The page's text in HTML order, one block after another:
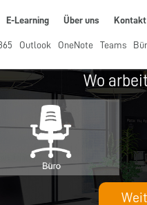
E-Learning Über uns Kontakt
Outlook OneNote Teams
Wo